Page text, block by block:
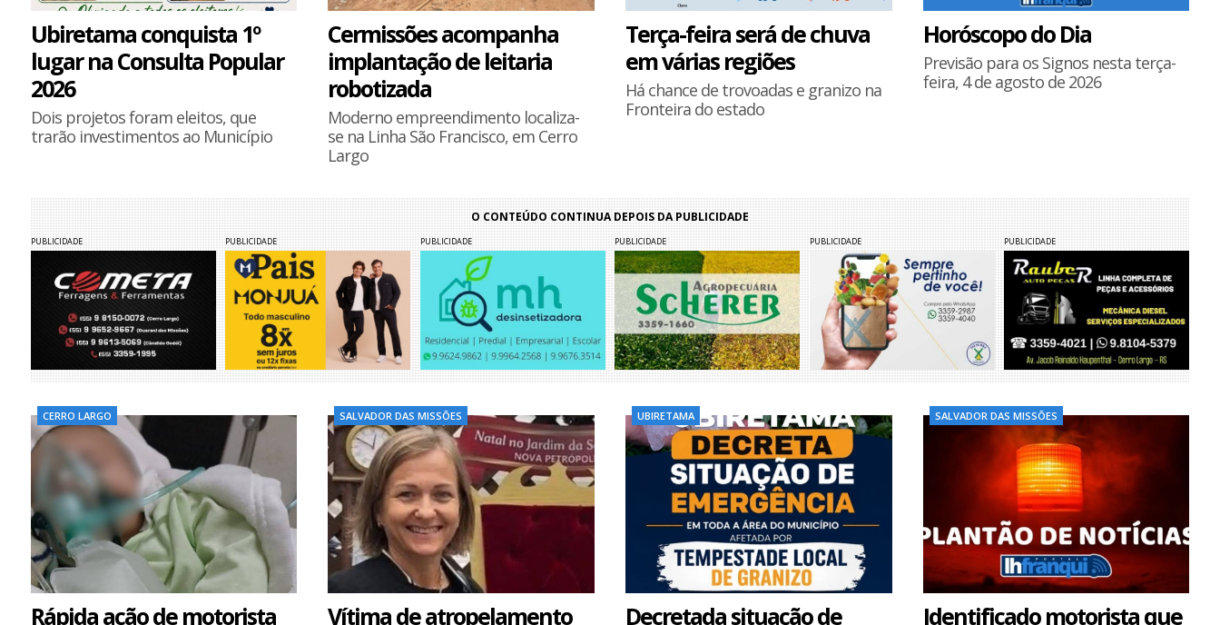
Ubiretama conquista 1º
lugar na Consulta Popular
2026
Dois projetos foram eleitos, que
trarão investimentos ao Município
Cermissões acompanha
implantação de leitaria
robotizada
Moderno empreendimento localiza-
se na Linha São Francisco, em Cerro
Largo
Terça-feira será de chuva
em várias regiões
Há chance de trovoadas e granizo na
Fronteira do estado
Horóscopo do Dia
Previsão para os Signos nesta terça-
feira, 4 de agosto de 2026
O CONTEÚDO CONTINUA DEPOIS DA PUBLICIDADE
PUBLICIDADE PUBLICIDADE PUBLICIDADE PUBLICIDADE PUBLICIDADE PUBLICIDADE
CERRO LARGO
Rápida ação de motorista
SALVADOR DAS MISSÕES
Vítima de atropelamento
UBIRETAMA
Decretada situação de
SALVADOR DAS MISSÕES
Identificado motorista que